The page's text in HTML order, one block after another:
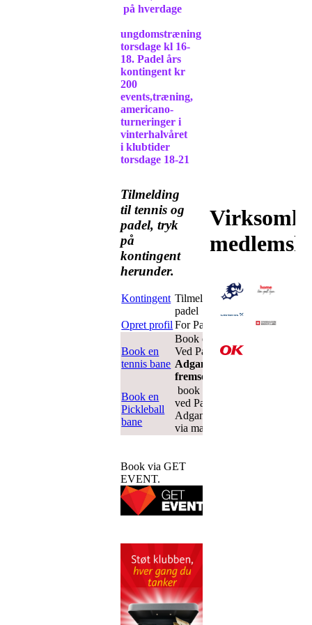
på hverdage
ungdomstræning
torsdage kl 16-
18. Padel års
kontingent kr
200
events,træning,
americano-
turneringer i
vinterhalvåret
i klubtider
torsdage 18-21
Tilmelding
til tennis og
padel, tryk
på
kontingent
herunder.
Kontingent Tilmelding til tennis og
padel
Opret profilFor Pay & Play
Book en
tennis bane
Book en tennisbane.
Ved Pay & Play -
Adgangs PIN
fremsendes via mail
Book en
Pickleball
bane
book pickleball.
ved Pay and Play-
Adgangspin fremsendes
via mail
Book via GET
EVENT.